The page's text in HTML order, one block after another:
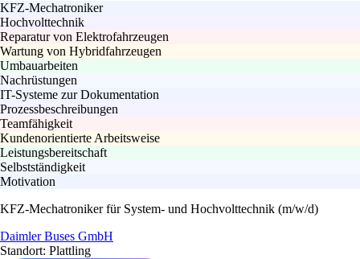
KFZ-Mechatroniker
Hochvolttechnik
Reparatur von Elektrofahrzeugen
Wartung von Hybridfahrzeugen
Umbauarbeiten
Nachrüstungen
IT-Systeme zur Dokumentation
Prozessbeschreibungen
Teamfähigkeit
Kundenorientierte Arbeitsweise
Leistungsbereitschaft
Selbstständigkeit
Motivation
KFZ-Mechatroniker für System- und Hochvolttechnik (m/w/d)
Daimler Buses GmbH
Standort: Plattling